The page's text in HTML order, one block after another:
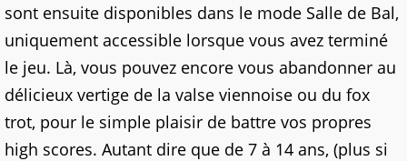
sont ensuite disponibles dans le mode Salle de Bal,
uniquement accessible lorsque vous avez terminé
le jeu. Là, vous pouvez encore vous abandonner au
délicieux vertige de la valse viennoise ou du fox
trot, pour le simple plaisir de battre vos propres
high scores. Autant dire que de 7 à 14 ans, (plus si